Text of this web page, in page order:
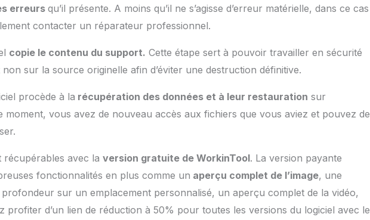
erreurs qu’il présente. A moins qu’il ne s’agisse d’erreur matérielle, dans ce cas
contacter un réparateur professionnel.
copie le contenu du support. Cette étape sert à pouvoir travailler en sécurité
sur la source originelle afin d’éviter une destruction définitive.
procède à la récupération des données et à leur restauration sur
moment, vous avez de nouveau accès aux fichiers que vous aviez et pouvez de
récupérables avec la version gratuite de WorkinTool. La version payante
fonctionnalités en plus comme un aperçu complet de l’image, une
sur un emplacement personnalisé, un aperçu complet de la vidéo,
profiter d’un lien de réduction à 50% pour toutes les versions du logiciel avec le